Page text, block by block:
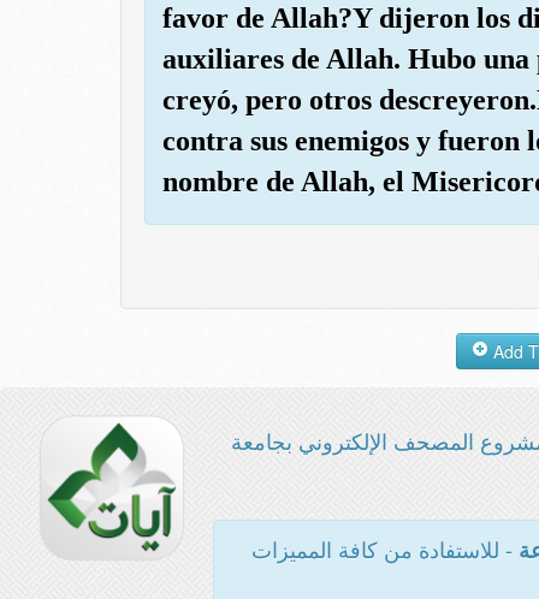
favor de Allah?Y dijeron los
auxiliares de Allah. Hubo
creyó, pero otros
contra sus enemigos y
nombre de Allah, el
المصحف الإلكتروني بجامعة
- للاستفادة من كافة المميزات